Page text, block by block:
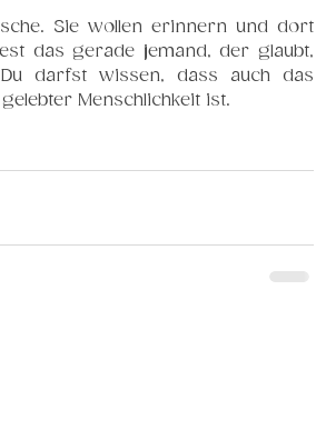
Sie wollen erinnern und dort
das gerade jemand, der glaubt,
darfst wissen, dass auch das
Menschlichkeit ist.